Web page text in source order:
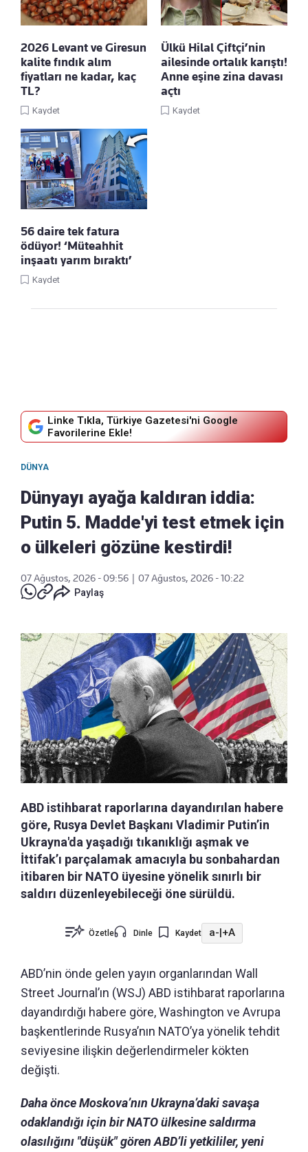
2026 Levant ve Giresun
kalite fındık alım
fiyatları ne kadar, kaç
TL?
Kaydet
Ülkü Hilal Çiftçi’nin
ailesinde ortalık karıştı!
Anne eşine zina davası
açtı
Kaydet
56 daire tek fatura
ödüyor! ‘Müteahhit
inşaatı yarım bıraktı’
Kaydet
Linke Tıkla, Türkiye Gazetesi'ni Google
Favorilerine Ekle!
DÜNYA
Dünyayı ayağa kaldıran iddia:
Putin 5. Madde'yi test etmek için
o ülkeleri gözüne kestirdi!
07 Ağustos, 2026 - 09:56
07 Ağustos, 2026 - 10:22
Paylaş
ABD istihbarat raporlarına dayandırılan habere
göre, Rusya Devlet Başkanı Vladimir Putin’in
Ukrayna'da yaşadığı tıkanıklığı aşmak ve
İttifak’ı parçalamak amacıyla bu sonbahardan
itibaren bir NATO üyesine yönelik sınırlı bir
saldırı düzenleyebileceği öne sürüldü.
Özetle Dinle Kaydet a- +A
ABD’nin önde gelen yayın organlarından Wall
Street Journal’ın (WSJ) ABD istihbarat raporlarına
dayandırdığı habere göre, Washington ve Avrupa
başkentlerinde Rusya’nın NATO’ya yönelik tehdit
seviyesine ilişkin değerlendirmeler kökten
değişti.
Daha önce Moskova’nın Ukrayna’daki savaşa
odaklandığı için bir NATO ülkesine saldırma
olasılığını "düşük" gören ABD’li yetkililer, yeni